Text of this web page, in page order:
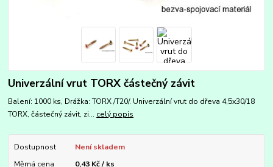
Univerzální vrut TORX částečný závit
Balení: 1000 ks, Drážka: TORX /T20/. Univerzální vrut do dřeva 4,5x30/18
TORX, částečný závit, zi... celý popis
Dostupnost
Není skladem
Měrná cena
0,43 Kč / ks